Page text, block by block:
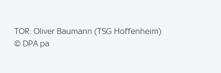
m
TOR: Oliver Baumann (TSG Hoffenheim)
© DPA pa